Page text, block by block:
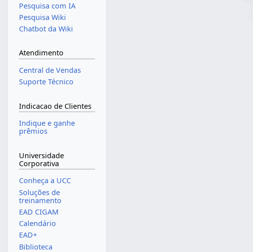
Pesquisa com IA
Pesquisa Wiki
Chatbot da Wiki
Atendimento
Central de Vendas
Suporte Técnico
Indicacao de Clientes
Indique e ganhe
prêmios
Universidade
Corporativa
Conheça a UCC
Soluções de
treinamento
EAD CIGAM
Calendário
EAD+
Biblioteca